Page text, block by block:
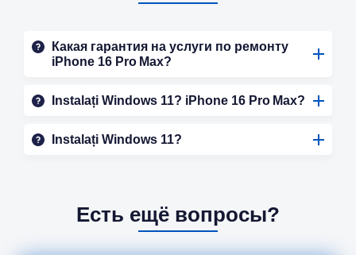
Какая гарантия на услуги по ремонту
iPhone 16 Pro Max?
Instalați Windows 11? iPhone 16 Pro Max?
Instalați Windows 11?
Есть ещё вопросы?